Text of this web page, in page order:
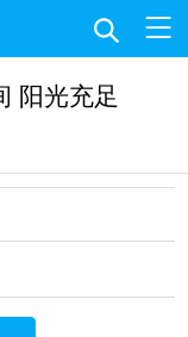
阳光充足